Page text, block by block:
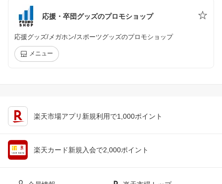
応援・卒団グッズのプロモショップ
応援グッズ/メガホン/スポーツグッズのプロモショップ
メニュー
楽天市場アプリ新規利用で1,000ポイント
楽天カード新規入会で2,000ポイント